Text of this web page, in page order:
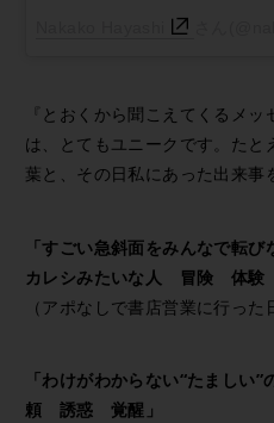
『とおくから聞こえてくるメ
は、とてもユニークです。た
葉と、その日私にあった出来
「すごい急斜面をみんなで転
カレシみたいな人 冒険 体験
（アポなしで書店営業に行った
「わけがわからない“たまし
頼 誘惑 覚醒」